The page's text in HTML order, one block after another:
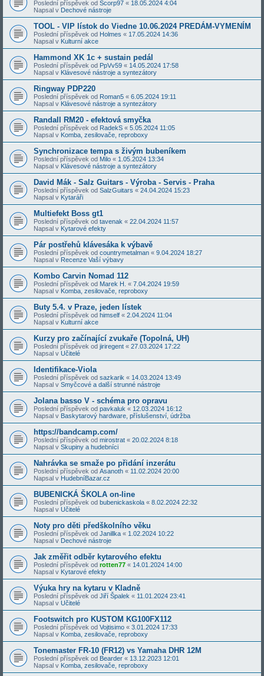
Poslední příspěvek od Scorp97 « 18.05.2024 4:04
Napsal v Dechové nástroje
TOOL - VIP lístok do Viedne 10.06.2024 PREDÁM-VYMENÍM
Poslední příspěvek od Holmes « 17.05.2024 14:36
Napsal v Kulturní akce
Hammond XK 1c + sustain pedál
Poslední příspěvek od PpVv59 « 14.05.2024 17:58
Napsal v Klávesové nástroje a syntezátory
Ringway PDP220
Poslední příspěvek od Roman5 « 6.05.2024 19:11
Napsal v Klávesové nástroje a syntezátory
Randall RM20 - efektová smyčka
Poslední příspěvek od RadekS « 5.05.2024 11:05
Napsal v Komba, zesilovače, reproboxy
Synchronizace tempa s živým bubeníkem
Poslední příspěvek od Milo « 1.05.2024 13:34
Napsal v Klávesové nástroje a syntezátory
David Mák - Salz Guitars - Výroba - Servis - Praha
Poslední příspěvek od SalzGuitars « 24.04.2024 15:23
Napsal v Kytaráři
Multiefekt Boss gt1
Poslední příspěvek od tavenak « 22.04.2024 11:57
Napsal v Kytarové efekty
Pár postřehů klávesáka k výbavě
Poslední příspěvek od countrymetalman « 9.04.2024 18:27
Napsal v Recenze Vaší výbavy
Kombo Carvin Nomad 112
Poslední příspěvek od Marek H. « 7.04.2024 19:59
Napsal v Komba, zesilovače, reproboxy
Buty 5.4. v Praze, jeden lístek
Poslední příspěvek od himself « 2.04.2024 11:04
Napsal v Kulturní akce
Kurzy pro začínající zvukaře (Topolná, UH)
Poslední příspěvek od jiriregent « 27.03.2024 17:22
Napsal v Učitelé
Identifikace-Viola
Poslední příspěvek od sazkarik « 14.03.2024 13:49
Napsal v Smyčcové a další strunné nástroje
Jolana basso V - schéma pro opravu
Poslední příspěvek od pavkaluk « 12.03.2024 16:12
Napsal v Baskytarový hardware, příslušenství, údržba
https://bandcamp.com/
Poslední příspěvek od mirostrat « 20.02.2024 8:18
Napsal v Skupiny a hudebníci
Nahrávka se smaže po přidání inzerátu
Poslední příspěvek od Asanoth « 11.02.2024 20:00
Napsal v HudebníBazar.cz
BUBENICKÁ ŠKOLA on-line
Poslední příspěvek od bubenickaskola « 8.02.2024 22:32
Napsal v Učitelé
Noty pro děti předškolního věku
Poslední příspěvek od Janillka « 1.02.2024 10:22
Napsal v Dechové nástroje
Jak změřit odběr kytarového efektu
Poslední příspěvek od rotten77 « 14.01.2024 14:00
Napsal v Kytarové efekty
Výuka hry na kytaru v Kladně
Poslední příspěvek od Jiří Špalek « 11.01.2024 23:41
Napsal v Učitelé
Footswitch pro KUSTOM KG100FX112
Poslední příspěvek od Vojtisimo « 3.01.2024 17:33
Napsal v Komba, zesilovače, reproboxy
Tonemaster FR-10 (FR12) vs Yamaha DHR 12M
Poslední příspěvek od Bearder « 13.12.2023 12:01
Napsal v Komba, zesilovače, reproboxy